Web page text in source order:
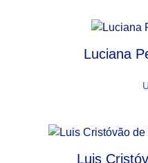
Luciana
Luis